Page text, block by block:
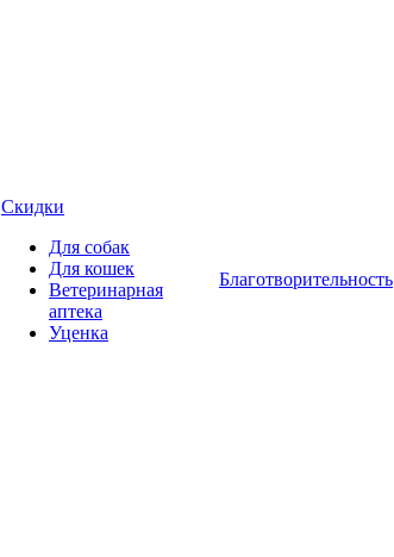
Скидки
Для собак
Для кошек
Ветеринарная
аптека
Уценка
Благотворительность